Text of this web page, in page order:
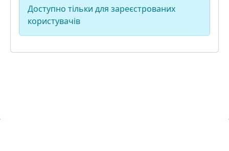
Доступно тільки для зареєстрованих
користувачів